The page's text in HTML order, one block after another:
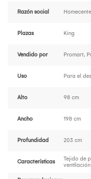
Razón social
Plazas King
Vendido por Promart,
Uso Para el
Alto 98 cm
Ancho 198 cm
Profundidad 203 cm
Características
Tejido de